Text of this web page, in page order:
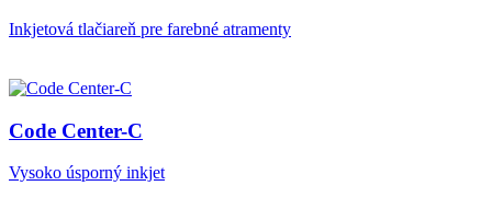
Inkjetová tlačiareň pre farebné atramenty
Code Center-C
Vysoko úsporný inkjet